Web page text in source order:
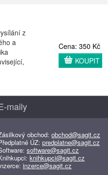
z
a
Cena: 350 Kč
KOUPIT
maily
obchod: obchod@sagit.cz
ÚZ: predplatne@sagit.cz
software@sagit.cz
knihkupci@sagit.cz
inzerce@sagit.cz